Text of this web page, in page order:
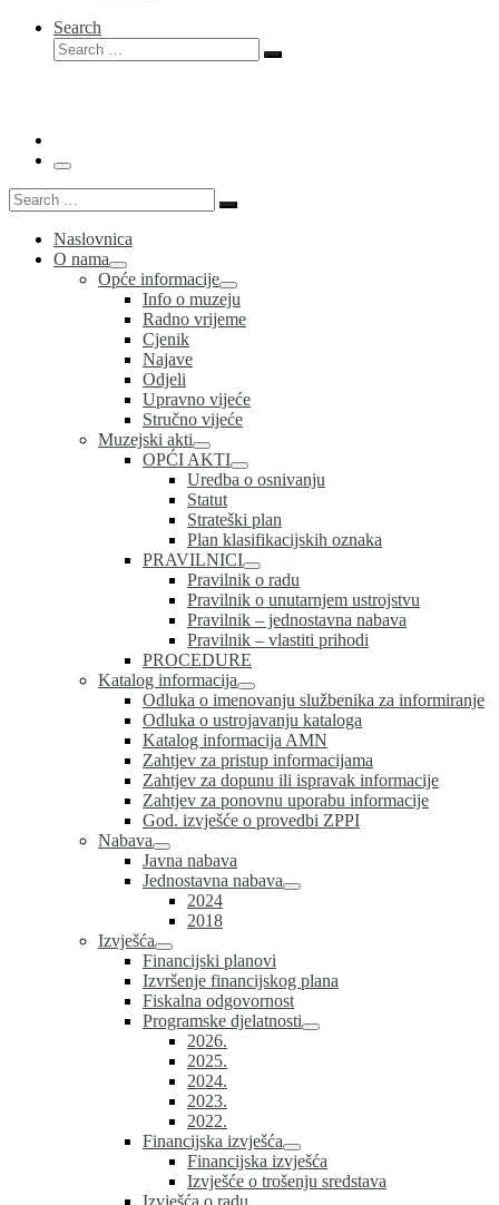
Search
Search
Search
Menu
Search
Search
Naslovnica
O nama
Opće informacije
Info o muzeju
Radno vrijeme
Cjenik
Najave
Odjeli
Upravno vijeće
Stručno vijeće
Muzejski akti
OPĆI AKTI
Uredba o osnivanju
Statut
Strateški plan
Plan klasifikacijskih oznaka
PRAVILNICI
Pravilnik o radu
Pravilnik o unutarnjem ustrojstvu
Pravilnik – jednostavna nabava
Pravilnik – vlastiti prihodi
PROCEDURE
Katalog informacija
Odluka o imenovanju službenika za informiranje
Odluka o ustrojavanju kataloga
Katalog informacija AMN
Zahtjev za pristup informacijama
Zahtjev za dopunu ili ispravak informacije
Zahtjev za ponovnu uporabu informacije
God. izvješće o provedbi ZPPI
Nabava
Javna nabava
Jednostavna nabava
2024
2018
Izvješća
Financijski planovi
Izvršenje financijskog plana
Fiskalna odgovornost
Programske djelatnosti
2026.
2025.
2024.
2023.
2022.
Financijska izvješća
Financijska izvješća
Izvješće o trošenju sredstava